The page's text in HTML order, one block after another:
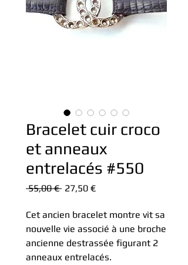
Bracelet cuir croco
et anneaux
entrelacés #550
55,00 € Prix
27,50 €Prix
Cet ancien bracelet montre vit sa
nouvelle vie associé à une broche
ancienne destrassée figurant 2
anneaux entrelacés.